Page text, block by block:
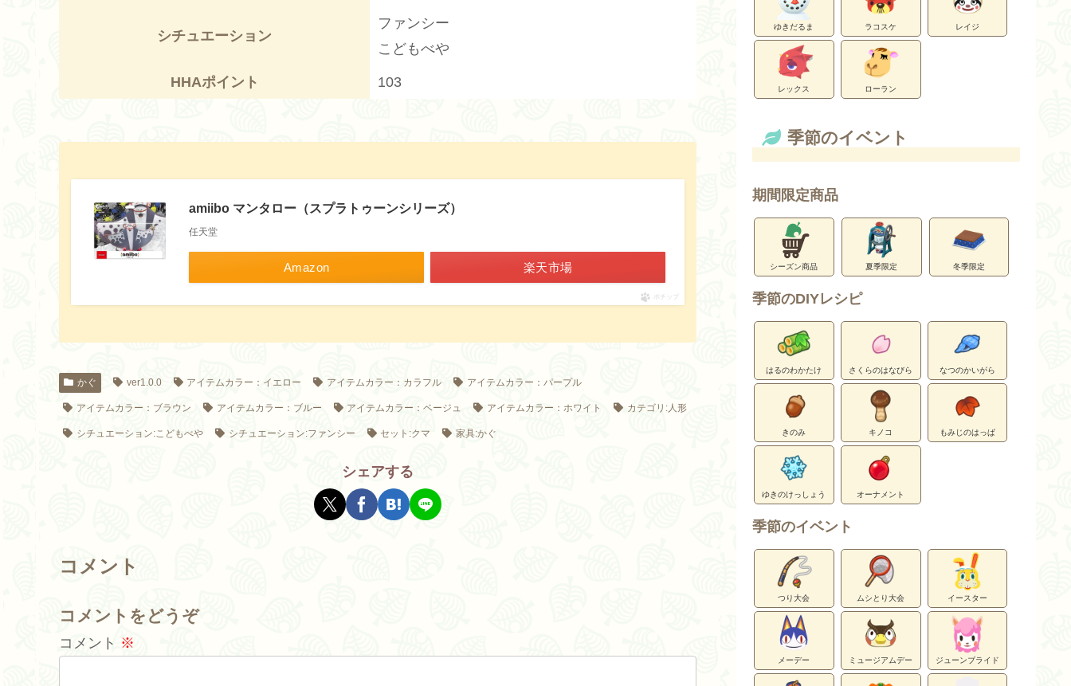
シチュエーション
ファンシー
こどもべや
HHAポイント 103
amiibo マンタロー（スプラトゥーンシリーズ）
任天堂
Amazon 楽天市場
ポチップ
かぐ ver1.0.0 アイテムカラー：イエロー アイテムカラー：カラフル アイテムカラー：パープル
アイテムカラー：ブラウン アイテムカラー：ブルー アイテムカラー：ベージュ アイテムカラー：ホワイト カテゴリ:人形
シチュエーション:こどもべや シチュエーション:ファンシー セット:クマ 家具:かぐ
シェアする
コメント
コメントをどうぞ
コメント ※
ゆきだるま ラコスケ レイジ
レックス ローラン
季節のイベント
期間限定商品
シーズン商品 夏季限定 冬季限定
季節のDIYレシピ
はるのわかたけ さくらのはなびら なつのかいがら
きのみ キノコ もみじのはっぱ
ゆきのけっしょう オーナメント
季節のイベント
つり大会 ムシとり大会 イースター
メーデー ミュージアムデー ジューンブライド